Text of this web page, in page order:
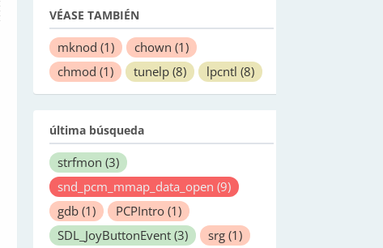
VÉASE TAMBIÉN
mknod (1) chown (1)
chmod (1) tunelp (8) lpcntl (8)
última búsqueda
strfmon (3)
snd_pcm_mmap_data_open (9)
gdb (1) PCPIntro (1)
SDL_JoyButtonEvent (3) srg (1)